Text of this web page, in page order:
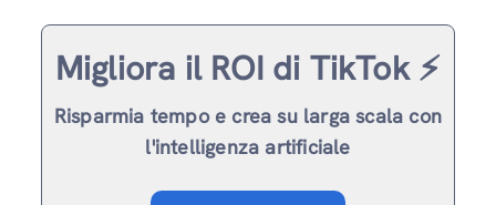
Migliora il ROI di TikTok ⚡️
Risparmia tempo e crea su larga scala con
l'intelligenza artificiale